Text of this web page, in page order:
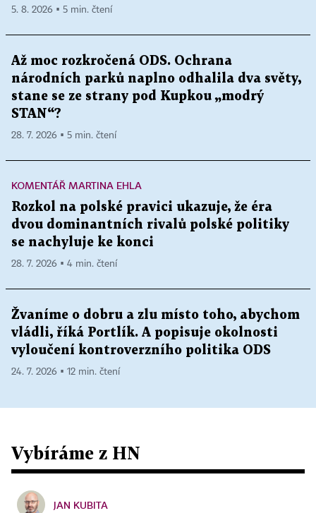
5. 8. 2026 ▪ 5 min. čtení
Až moc rozkročená ODS. Ochrana
národních parků naplno odhalila dva světy,
stane se ze strany pod Kupkou „modrý
STAN“?
28. 7. 2026 ▪ 5 min. čtení
KOMENTÁŘ MARTINA EHLA
Rozkol na polské pravici ukazuje, že éra
dvou dominantních rivalů polské politiky
se nachyluje ke konci
28. 7. 2026 ▪ 4 min. čtení
Žvaníme o dobru a zlu místo toho, abychom
vládli, říká Portlík. A popisuje okolnosti
vyloučení kontroverzního politika ODS
24. 7. 2026 ▪ 12 min. čtení
Vybíráme z HN
JAN KUBITA